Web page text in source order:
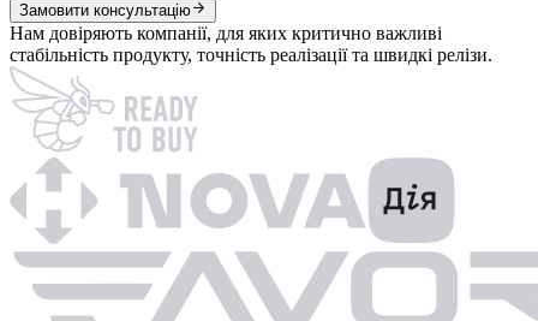
Замовити консультацію
Нам довіряють компанії, для яких критично важливі
стабільність продукту, точність реалізації та швидкі релізи.